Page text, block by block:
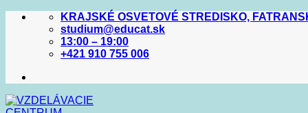
Skip
KRAJSKÉ OSVETOVÉ STREDISKO,
studium@educat.sk
13:00 – 19:00
+421 910 755 006